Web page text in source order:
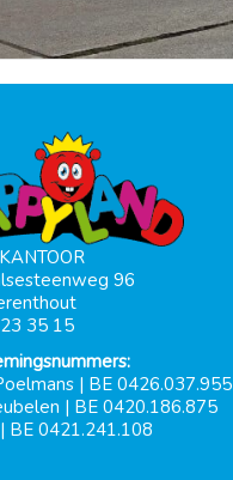
96
35 15
| BE 0426.037.955
| BE 0420.186.875
BE 0421.241.108